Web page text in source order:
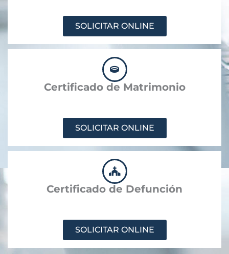
SOLICITAR ONLINE
Certificado de Matrimonio
SOLICITAR ONLINE
Certificado de Defunción
SOLICITAR ONLINE